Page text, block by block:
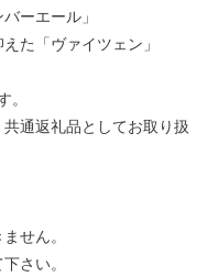
ーエール」
た「ヴァイツェン」
。
通返礼品としてお取り扱
せん。
さい。